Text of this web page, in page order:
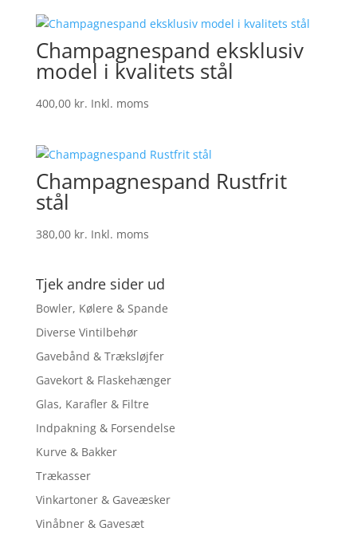
Champagnespand eksklusiv
model i kvalitets stål
400,00 kr. Inkl. moms
Champagnespand Rustfrit
stål
380,00 kr. Inkl. moms
Tjek andre sider ud
Bowler, Kølere & Spande
Diverse Vintilbehør
Gavebånd & Træksløjfer
Gavekort & Flaskehænger
Glas, Karafler & Filtre
Indpakning & Forsendelse
Kurve & Bakker
Trækasser
Vinkartoner & Gaveæsker
Vinåbner & Gavesæt